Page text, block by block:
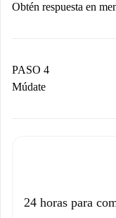
Obtén respuesta en
contacto con el
Si es rechazada:
Prueba
PASO 4
Múdate
no nos
24 horas para